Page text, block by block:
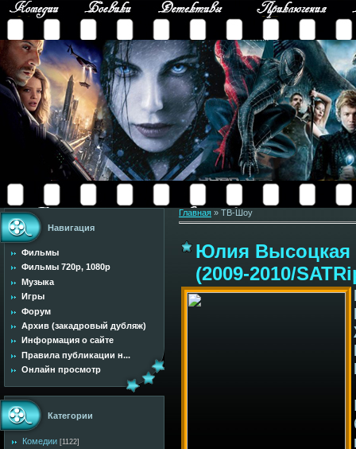
Навигация
Фильмы
Фильмы 720p, 1080p
Музыка
Игры
Форум
Архив (закадровый дубляж)
Информация о сайте
Правила публикации н...
Онлайн просмотр
Категории
Комедии [1122]
Главная » ТВ-Шоу
Юлия Высоцкая
(2009-2010/